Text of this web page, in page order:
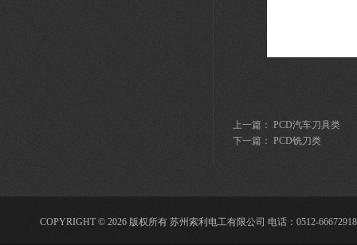
上一篇： PCD汽车刀具类
下一篇： PCD铣刀类
COPYRIGHT © 2026 版权所有 苏州索利电工有限公司 电话：0512-